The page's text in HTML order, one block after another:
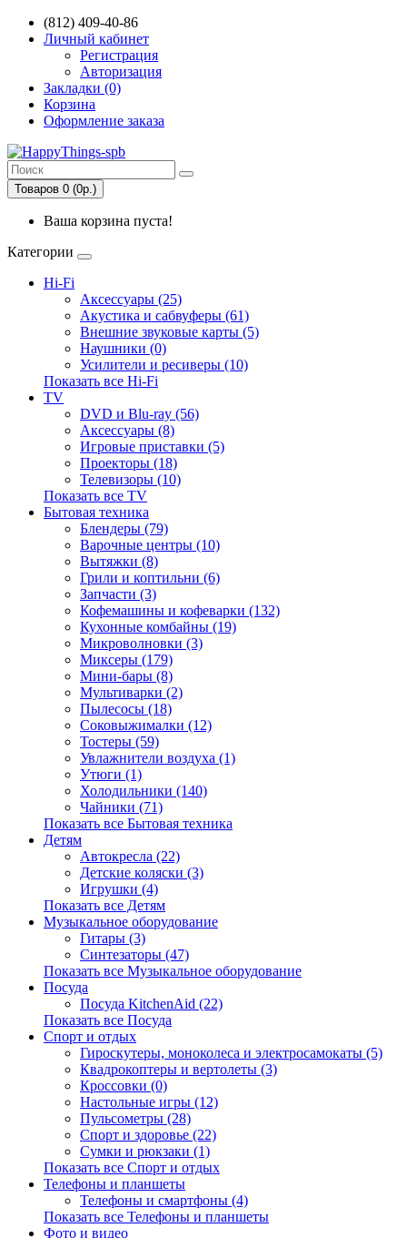
(812) 409-40-86
Личный кабинет
Регистрация
Авторизация
Закладки (0)
Корзина
Оформление заказа
Товаров 0 (0р.)
Ваша корзина пуста!
Категории
Hi-Fi
Аксессуары (25)
Акустика и сабвуферы (61)
Внешние звуковые карты (5)
Наушники (0)
Усилители и ресиверы (10)
Показать все Hi-Fi
TV
DVD и Blu-ray (56)
Аксессуары (8)
Игровые приставки (5)
Проекторы (18)
Телевизоры (10)
Показать все TV
Бытовая техника
Блендеры (79)
Варочные центры (10)
Вытяжки (8)
Грили и коптильни (6)
Запчасти (3)
Кофемашины и кофеварки (132)
Кухонные комбайны (19)
Микроволновки (3)
Миксеры (179)
Мини-бары (8)
Мультиварки (2)
Пылесосы (18)
Соковыжималки (12)
Тостеры (59)
Увлажнители воздуха (1)
Утюги (1)
Холодильники (140)
Чайники (71)
Показать все Бытовая техника
Детям
Автокресла (22)
Детские коляски (3)
Игрушки (4)
Показать все Детям
Музыкальное оборудование
Гитары (3)
Синтезаторы (47)
Показать все Музыкальное оборудование
Посуда
Посуда KitchenAid (22)
Показать все Посуда
Спорт и отдых
Гироскутеры, моноколеса и электросамокаты (5)
Квадрокоптеры и вертолеты (3)
Кроссовки (0)
Настольные игры (12)
Пульсометры (28)
Спорт и здоровье (22)
Сумки и рюкзаки (1)
Показать все Спорт и отдых
Телефоны и планшеты
Телефоны и смартфоны (4)
Показать все Телефоны и планшеты
Фото и видео